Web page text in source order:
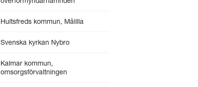
Hultsfreds kommun, Målilla
Svenska kyrkan Nybro
Kalmar kommun,
omsorgsförvaltningen